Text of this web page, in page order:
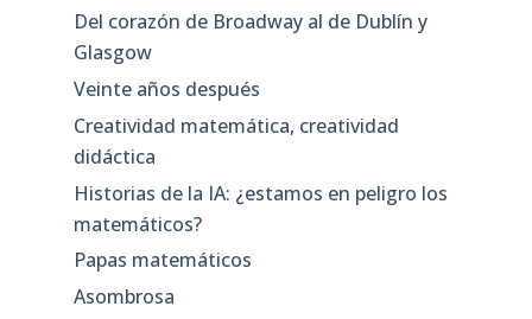
Del corazón de Broadway al de Dublín y
Glasgow
Veinte años después
Creatividad matemática, creatividad
didáctica
Historias de la IA: ¿estamos en peligro los
matemáticos?
Papas matemáticos
Asombrosa